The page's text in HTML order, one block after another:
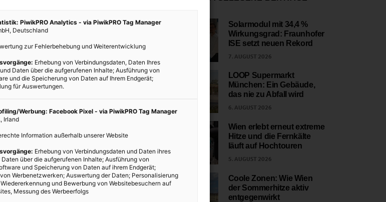
Wirtschaftsprofessor Edward Glaeser.
BEITRAG ANSEHEN
TEILEN
Solarmodul mit 34,4 %
Wirkungsgrad: Fraunhofer
ISE setzt neuen Rekord
7. AUGUST 2026
LOOP Supermarkt
München: Ein Gebäude,
das nie zu Abfall wird
6. AUGUST 2026
Wien erlebt erneut extreme
Hitze und die Fernkälte
läuft auf Hochtouren
5. AUGUST 2026
Coole Zonen: Wie Wien
der Sommerhitze aktiv
entgegenwirkt
PiwikPRO Analytics - via PiwikPRO Tag Manager
Deutschland
zur Fehlerbehebung und Weiterentwicklung
Erhebung von Verbindungsdaten, Daten Ihres
Daten über die aufgerufenen Inhalte; Ausführung von
und die Speicherung von Daten auf Ihrem Endgerät;
für Auswertungen.
Werbung: Facebook Pixel - via PiwikPRO Tag Manager
Irland
Information außerhalb unserer Website
Erhebung von Verbindungsdaten und Daten ihres
Daten über die aufgerufenen Inhalte; Ausführung von
und Speicherung von Daten auf ihrem Endgerät;
Werbenetzwerken; Auswertung der Daten; Personalisierung
und Bewerbung von Websitebesuchern auf
Messung des Werbeerfolgs